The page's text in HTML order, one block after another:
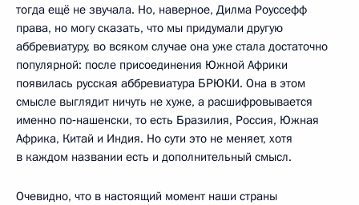
тогда ещё не звучала. Но, наверное, Дилма Роуссефф
права, но могу сказать, что мы придумали другую
аббревиатуру, во всяком случае она уже стала достаточно
популярной: после присоединения Южной Африки
появилась русская аббревиатура БРЮКИ. Она в этом
смысле выглядит ничуть не хуже, а расшифровывается
именно по‑нашенски, то есть Бразилия, Россия, Южная
Африка, Китай и Индия. Но сути это не меняет, хотя
в каждом названии есть и дополнительный смысл.
Очевидно, что в настоящий момент наши страны